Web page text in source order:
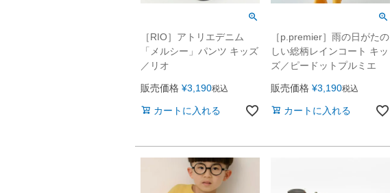
［RIO］アトリエデニム
「メルシー」パンツ キッズ
／リオ
販売価格 ¥3,190税込
カートに入れる
［p.premier］雨の日がたの
しい総柄レインコート キッ
ズ／ピードットプルミエ
販売価格 ¥3,190税込
カートに入れる